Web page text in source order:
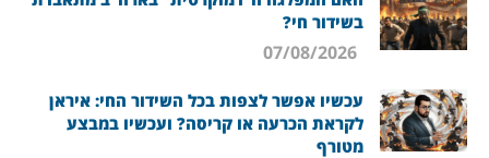
בשידור חי?
עכשיו אפשר לצפות בכל השידור החי: איראן
לקראת הכרעה או קריסה? ועכשיו במבצע
מטורף